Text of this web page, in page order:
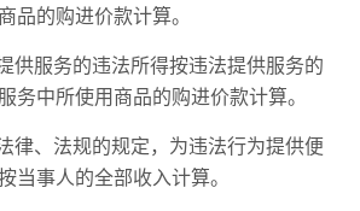
品的购进价款计算。
服务的违法所得按违法提供服务的
务中所使用商品的购进价款计算。
、法规的规定，为违法行为提供便
当事人的全部收入计算。